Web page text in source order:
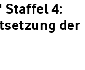
Staffel 4:
der